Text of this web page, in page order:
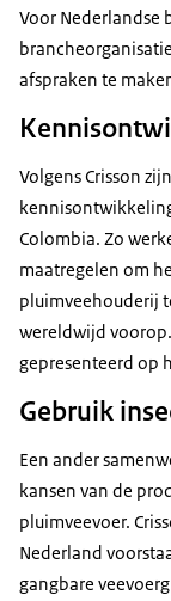
Voor Nederlandse
afspraken te
Volgens Crisson
Colombia. Zo
maatregelen om
pluimveehouderij
wereldwijd
gepresenteerd op
Gebruik
Een ander
kansen van de
pluimveevoer.
Nederland
gangbare